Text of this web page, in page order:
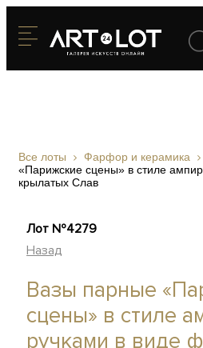
Все лоты Фарфор и керамика
«Парижские сцены» в стиле
крылатых Слав
Лот №4279
Назад
Вазы парные
сцены» в стиле
ручками в виде